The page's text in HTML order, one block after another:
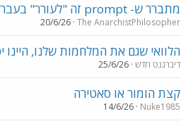
מתברר ש- prompt זה "לעורר" בעברית.
The AnarchistPhilosopher
20/6/26
הלוואי שגם את המלחמות שלנו, היינו
דיברגנט חדש 25/6/26
קצת הומור או סאטירה
Nuke1985
14/6/26